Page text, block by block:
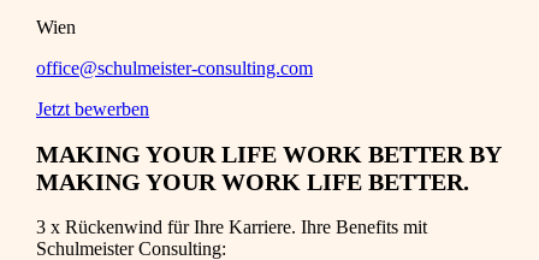
Wien
office@schulmeister-consulting.com
Jetzt bewerben
MAKING YOUR LIFE WORK BETTER BY
MAKING YOUR WORK LIFE BETTER.
3 x Rückenwind für Ihre Karriere. Ihre Benefits mit
Schulmeister Consulting: